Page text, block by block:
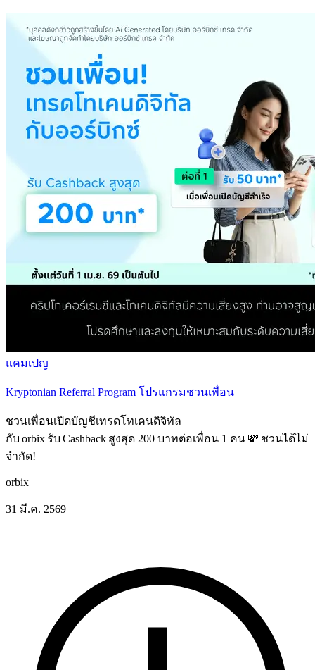
แคมเปญ
Kryptonian Referral Program โปรแกรมชวนเพื่อน
ชวนเพื่อนเปิดบัญชีเทรดโทเคนดิจิทัล
กับ orbix รับ Cashback สูงสุด 200 บาทต่อเพื่อน 1 คน 💸 ชวนได้ไม่
จำกัด!
orbix
31 มี.ค. 2569